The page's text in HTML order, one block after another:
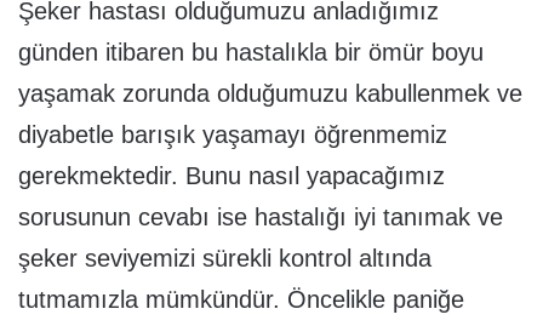
Şeker hastası olduğumuzu anladığımız
günden itibaren bu hastalıkla bir ömür boyu
yaşamak zorunda olduğumuzu kabullenmek ve
diyabetle barışık yaşamayı öğrenmemiz
gerekmektedir. Bunu nasıl yapacağımız
sorusunun cevabı ise hastalığı iyi tanımak ve
şeker seviyemizi sürekli kontrol altında
tutmamızla mümkündür. Öncelikle paniğe